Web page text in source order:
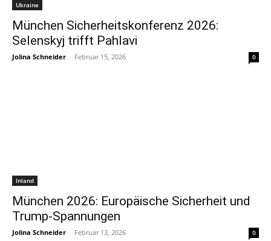
Ukraine
München Sicherheitskonferenz 2026:
Selenskyj trifft Pahlavi
Jolina Schneider - Februar 15, 2026 0
Inland
München 2026: Europäische Sicherheit und
Trump-Spannungen
Jolina Schneider - Februar 13, 2026 0